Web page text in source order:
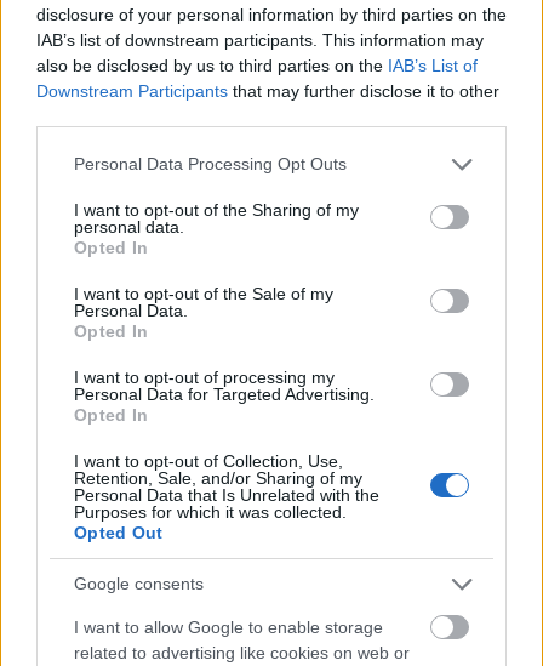
disclosure of your personal information by third parties on the
IAB’s list of downstream participants. This information may
also be disclosed by us to third parties on the IAB’s List of
Downstream Participants that may further disclose it to other
Please note that this website/app uses one or more Google
not limited to your visit or usage behaviour. You may click to
grant or deny consent to Google and its third-party tags to
use your data for below specified purposes in below Google
consent section.
Personal Data Processing Opt Outs
I want to opt-out of the Sharing of my
personal data.
Opted In
I want to opt-out of the Sale of my
Personal Data.
Opted In
I want to opt-out of processing my
Personal Data for Targeted Advertising.
Opted In
I want to opt-out of Collection, Use,
Retention, Sale, and/or Sharing of my
Personal Data that Is Unrelated with the
Purposes for which it was collected.
Opted Out
Google consents
I want to allow Google to enable storage
related to advertising like cookies on web or
Μετάλλιο για τον Γυμναστικό Σύλλογο Δύμης στο
Πανελλήνιο Πρωτάθλημα Πίστας